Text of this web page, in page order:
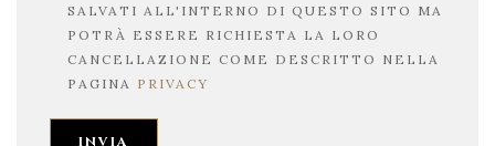
SALVATI ALL'INTERNO DI QUESTO SITO MA
POTRÀ ESSERE RICHIESTA LA LORO
CANCELLAZIONE COME DESCRITTO NELLA
PAGINA PRIVACY